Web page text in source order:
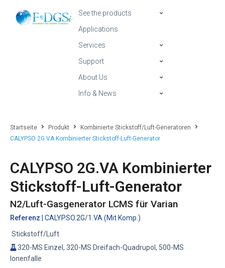
See the products
Applications
Services
Support
About Us
Info & News
Startseite Produkt
Kombinierte Stickstoff/Luft-Generatoren
CALYPSO 2G.VA Kombinierter Stickstoff-Luft-Generator
CALYPSO 2G.VA Kombinierter
Stickstoff-Luft-Generator
N2/Luft-Gasgenerator LCMS für Varian
Referenz | CALYPSO.2G/1.VA (Mit Komp.)
Stickstoff/Luft
320-MS Einzel, 320-MS Dreifach-Quadrupol, 500-MS
Ionenfalle